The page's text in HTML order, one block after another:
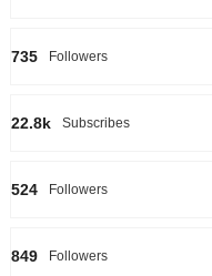
735 Followers
22.8k Subscribes
524 Followers
849 Followers